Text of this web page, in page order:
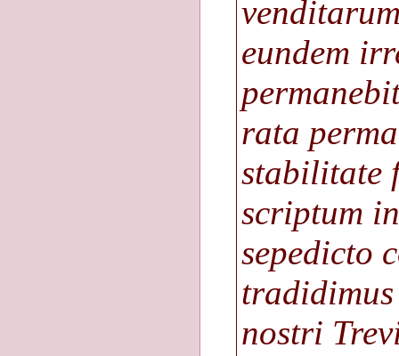
eundem
rata
stabilitate
scriptum
sepedicto
nostri